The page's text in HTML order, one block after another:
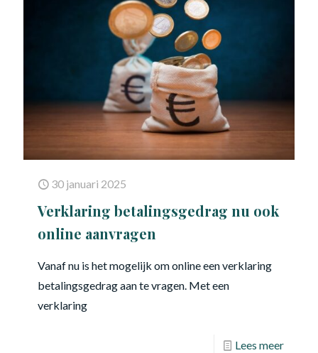
30 januari 2025
Verklaring betalingsgedrag nu ook
online aanvragen
Vanaf nu is het mogelijk om online een verklaring
betalingsgedrag aan te vragen. Met een
verklaring
Lees meer